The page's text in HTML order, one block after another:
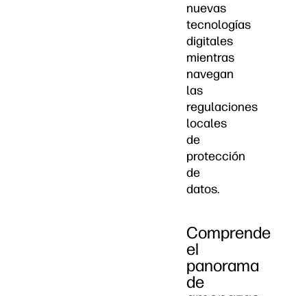
nuevas
tecnologías
digitales
mientras
navegan
las
regulaciones
locales
de
protección
de
datos.
Comprende
el
panorama
de